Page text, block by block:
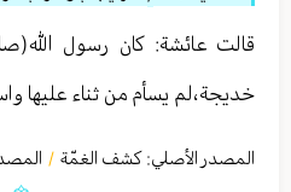
قالت عائشة: كان رسول
خديجة،لم يسأم من ثناء عليها
المصدر الأصلي: كشف الغمّة /